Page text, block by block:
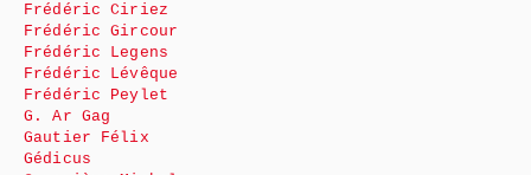
Frédéric Ciriez
Frédéric Gircour
Frédéric Legens
Frédéric Lévêque
Frédéric Peylet
G. Ar Gag
Gautier Félix
Gédicus